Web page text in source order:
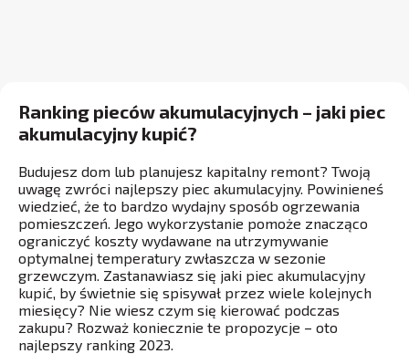
Ranking pieców akumulacyjnych – jaki piec
akumulacyjny kupić?
Budujesz dom lub planujesz kapitalny remont? Twoją
uwagę zwróci najlepszy piec akumulacyjny. Powinieneś
wiedzieć, że to bardzo wydajny sposób ogrzewania
pomieszczeń. Jego wykorzystanie pomoże znacząco
ograniczyć koszty wydawane na utrzymywanie
optymalnej temperatury zwłaszcza w sezonie
grzewczym. Zastanawiasz się jaki piec akumulacyjny
kupić, by świetnie się spisywał przez wiele kolejnych
miesięcy? Nie wiesz czym się kierować podczas
zakupu? Rozważ koniecznie te propozycje – oto
najlepszy ranking 2023.